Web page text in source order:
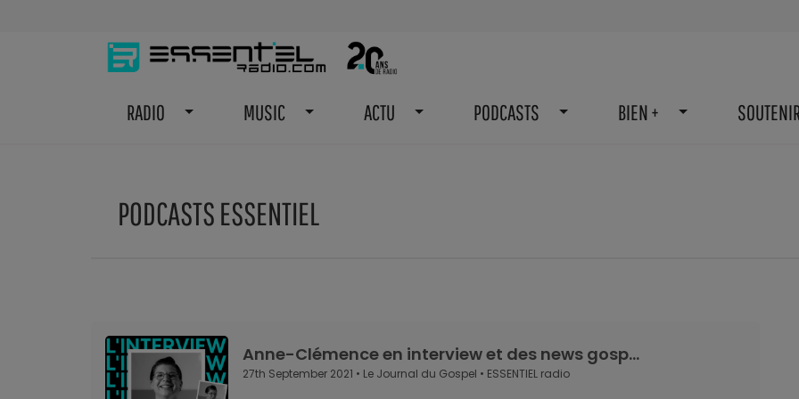
RADIO MUSIC ACTU PODCASTS BIEN +
PODCASTS ESSENTIEL